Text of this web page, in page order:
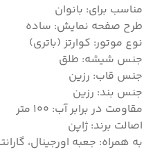
مناسب برای: بانوان
طرح صفحه نمایش: ساده
نوع موتور: کوارتز (باتری)
جنس شیشه: طلق
جنس قاب: رزین
جنس بند: رزین
مقاومت در برابر آب: 100 متر
اصالت برند: ژاپن
به همراه: جعبه اورجینال،